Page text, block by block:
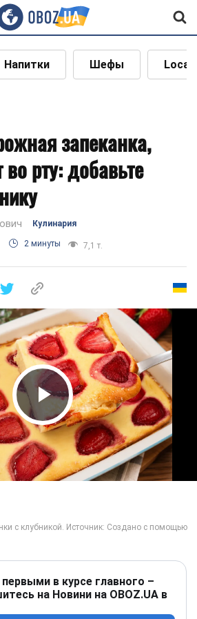
Напитки Шефы Local
запеканка,
во рту: добавьте
Кулинария
2 минуты 7,1 т.
Play Video
в курсе главного –
на Новини на OBOZ.UA в